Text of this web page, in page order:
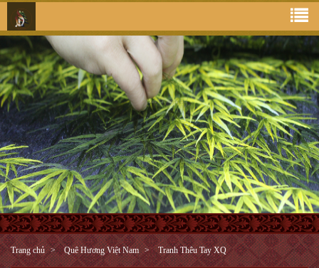
Trang chủ Quê Hương Việt Nam Tranh Thêu Tay XQ